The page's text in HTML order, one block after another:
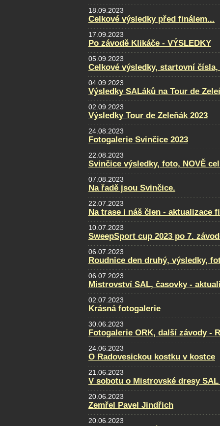
18.09.2023
Celkové výsledky před finálem...
17.09.2023
Po závodě Klikáče - VÝSLEDKY
05.09.2023
Celkové výsledky, startovní
04.09.2023
Výsledky SALáků na Tour de
02.09.2023
Výsledky Tour de Zeleňák 2023
24.08.2023
Fotogalerie Svinčice 2023
22.08.2023
Svinčice výsledky, foto, NOVĚ
07.08.2023
Na řadě jsou Svinčice.
22.07.2023
Na trase i náš člen - aktualizace
10.07.2023
SweepSport cup 2023 po 7.
06.07.2023
Roudnice den druhý, výsledky,
06.07.2023
Mistrovství SAL, časovky -
02.07.2023
Krásná fotogalerie
30.06.2023
Fotogalerie ORK, další závody -
24.06.2023
O Radovesickou kostku v kostce
21.06.2023
V sobotu o Mistrovské dresy
20.06.2023
Zemřel Pavel Jindřich
20.06.2023